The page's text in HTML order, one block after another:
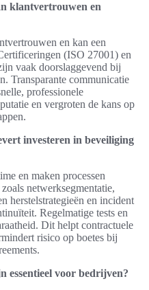
klantvertrouwen en
en kan een
(ISO 27001) en
vaak doorslaggevend bij
Transparante communicatie
professionele
en vergroten de kans op
investeren in beveiliging
en maken processen
netwerksegmentatie,
herstelstrategieën en incident
Regelmatige tests en
Dit helpt contractuele
risico op boetes bij
essentieel voor bedrijven?